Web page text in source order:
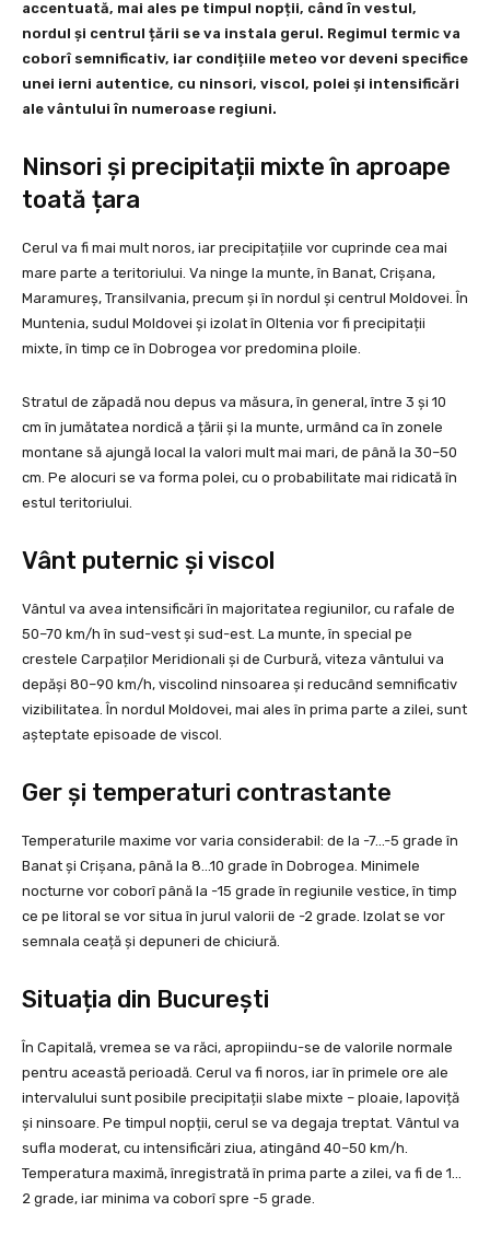
accentuată, mai ales pe timpul nopții, când în vestul,
nordul și centrul țării se va instala gerul. Regimul termic va
coborî semnificativ, iar condițiile meteo vor deveni specifice
unei ierni autentice, cu ninsori, viscol, polei și intensificări
ale vântului în numeroase regiuni.
Ninsori și precipitații mixte în aproape
toată țara
Cerul va fi mai mult noros, iar precipitațiile vor cuprinde cea mai
mare parte a teritoriului. Va ninge la munte, în Banat, Crișana,
Maramureș, Transilvania, precum și în nordul și centrul Moldovei. În
Muntenia, sudul Moldovei și izolat în Oltenia vor fi precipitații
mixte, în timp ce în Dobrogea vor predomina ploile.
Stratul de zăpadă nou depus va măsura, în general, între 3 și 10
cm în jumătatea nordică a țării și la munte, urmând ca în zonele
montane să ajungă local la valori mult mai mari, de până la 30–50
cm. Pe alocuri se va forma polei, cu o probabilitate mai ridicată în
estul teritoriului.
Vânt puternic și viscol
Vântul va avea intensificări în majoritatea regiunilor, cu rafale de
50–70 km/h în sud-vest și sud-est. La munte, în special pe
crestele Carpaților Meridionali și de Curbură, viteza vântului va
depăși 80–90 km/h, viscolind ninsoarea și reducând semnificativ
vizibilitatea. În nordul Moldovei, mai ales în prima parte a zilei, sunt
așteptate episoade de viscol.
Ger și temperaturi contrastante
Temperaturile maxime vor varia considerabil: de la -7…-5 grade în
Banat și Crișana, până la 8…10 grade în Dobrogea. Minimele
nocturne vor coborî până la -15 grade în regiunile vestice, în timp
ce pe litoral se vor situa în jurul valorii de -2 grade. Izolat se vor
semnala ceață și depuneri de chiciură.
Situația din București
În Capitală, vremea se va răci, apropiindu-se de valorile normale
pentru această perioadă. Cerul va fi noros, iar în primele ore ale
intervalului sunt posibile precipitații slabe mixte – ploaie, lapoviță
și ninsoare. Pe timpul nopții, cerul se va degaja treptat. Vântul va
sufla moderat, cu intensificări ziua, atingând 40–50 km/h.
Temperatura maximă, înregistrată în prima parte a zilei, va fi de 1…
2 grade, iar minima va coborî spre -5 grade.